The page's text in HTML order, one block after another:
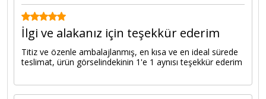
İlgi ve alakanız için teşekkür ederim
Titiz ve özenle ambalajlanmış, en kısa ve en ideal sürede
teslimat, ürün görselindekinin 1'e 1 aynısı teşekkür ederim